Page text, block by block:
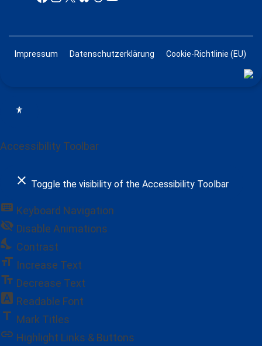
Impressum Datenschutzerklärung Cookie-Richtlinie (EU)
Accessibility Toolbar
close Toggle the visibility of the Accessibility Toolbar
keyboard Keyboard Navigation
visibility_off Disable Animations
nights_stay Contrast
format_size Increase Text
text_fields Decrease Text
font_download Readable Font
title Mark Titles
link Highlight Links & Buttons